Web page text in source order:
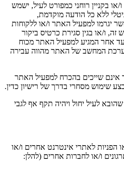
/או בקניין רוחני כמפורט לעיל, ישמש
ללא כל הודעה מוקדמת,
יגרמו למפעיל האתר ו/או ללקוחות
זה, ו/או בגין סגירת כרטיס ביקור
אחר המגיע למפעיל האתר מכוח
המחשב של האתר מהווה עבירה
אינם שייכים בהכרח למפעיל האתר
שימוש מסחרי בדרך של רישיון כדין.
לעיל יחול ויהיה תקף אף לגבי
הפניות לאתרי אינטרנט אחרים ו/או
ו/או לחברות אחרים (להלן: